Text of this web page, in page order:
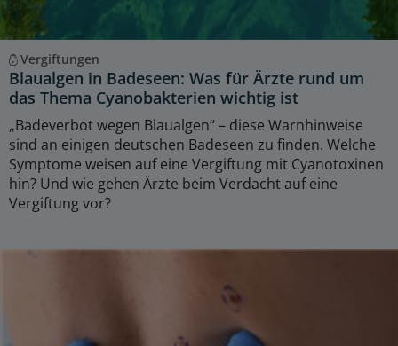
Vergiftungen
Blaualgen in Badeseen: Was für Ärzte rund um
das Thema Cyanobakterien wichtig ist
„Badeverbot wegen Blaualgen“ – diese Warnhinweise
sind an einigen deutschen Badeseen zu finden. Welche
Symptome weisen auf eine Vergiftung mit Cyanotoxinen
hin? Und wie gehen Ärzte beim Verdacht auf eine
Vergiftung vor?